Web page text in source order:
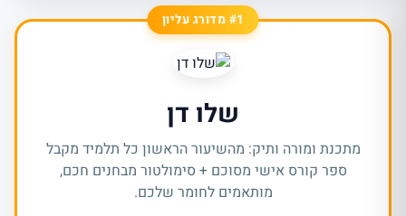
#1 מדורג עליון
שלו דן
מתכנת ומורה ותיק: מהשיעור הראשון כל תלמיד מקבל
ספר קורס אישי מסוכם + סימולטור מבחנים חכם,
מותאמים לחומר שלכם.